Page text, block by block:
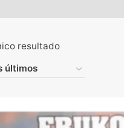
resultado